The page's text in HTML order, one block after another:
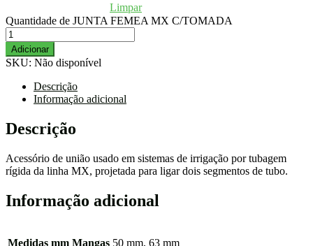
Limpar
Quantidade de JUNTA FEMEA MX C/TOMADA
Adicionar
SKU: Não disponível
Descrição
Informação adicional
Descrição
Acessório de união usado em sistemas de irrigação por tubagem
rígida da linha MX, projetada para ligar dois segmentos de tubo.
Informação adicional
Medidas mm Mangas 50 mm, 63 mm